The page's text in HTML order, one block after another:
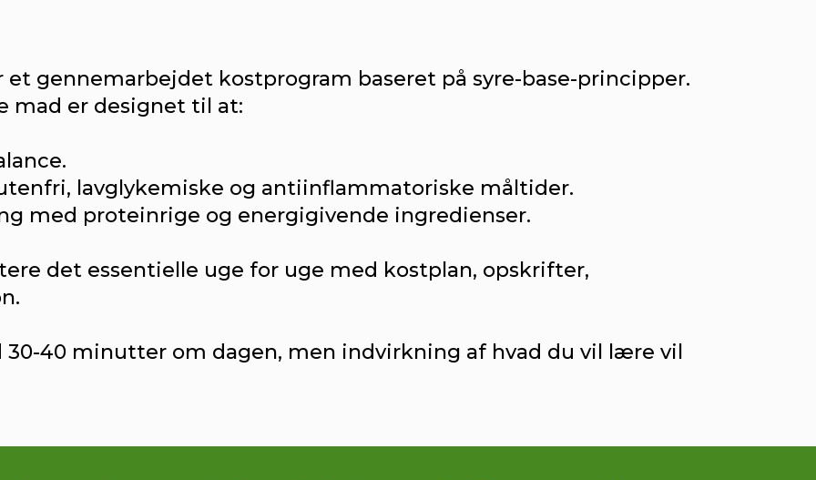
et gennemarbejdet kostprogram baseret på syre-base-principper.
mad er designet til at:
lavglykemiske og antiinflammatoriske måltider.
med proteinrige og energigivende ingredienser.
det essentielle uge for uge med kostplan, opskrifter,
40 minutter om dagen, men indvirkning af hvad du vil lære vil